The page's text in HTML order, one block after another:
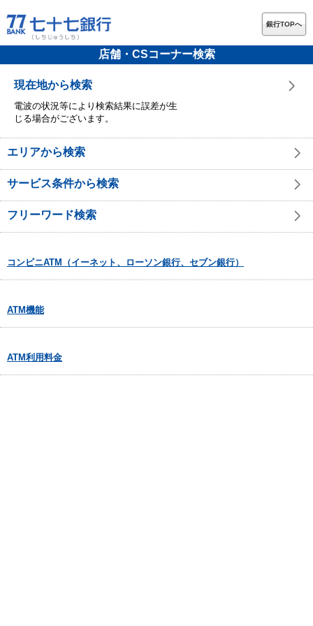
銀行TOPへ
店舗・CSコーナー検索
現在地から検索
電波の状況等により検索結果に誤差が生
じる場合がございます。
エリアから検索
サービス条件から検索
フリーワード検索
コンビニATM（イーネット、ローソン銀行、セブン銀行）
ATM機能
ATM利用料金